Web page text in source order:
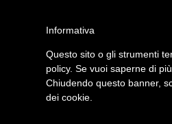
Home Listino Marchi Dati
Hardware Software Fotografia
Informativa
Questo sito o gli strumenti
policy. Se vuoi saperne di
Chiudendo questo banner,
dei cookie.